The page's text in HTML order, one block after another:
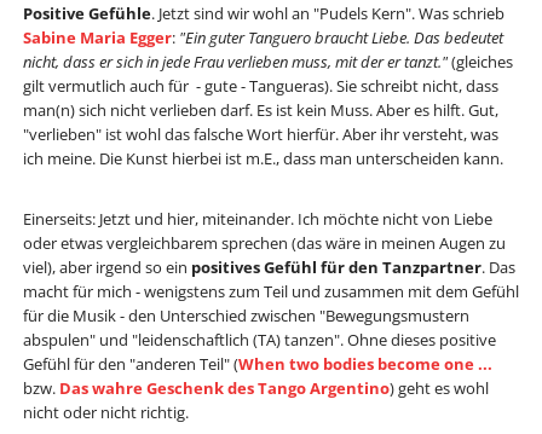
Positive Gefühle. Jetzt sind wir wohl an "Pudels Kern". Was schrieb
Sabine Maria Egger: "Ein guter Tanguero braucht Liebe. Das bedeutet
nicht, dass er sich in jede Frau verlieben muss, mit der er tanzt."(gleiches
gilt vermutlich auch für - gute - Tangueras). Sie schreibt nicht, dass
man(n) sich nicht verlieben darf. Es ist kein Muss. Aber es hilft. Gut,
"verlieben" ist wohl das falsche Wort hierfür. Aber ihr versteht, was
ich meine. Die Kunst hierbei ist m.E., dass man unterscheiden kann.
Einerseits: Jetzt und hier, miteinander. Ich möchte nicht von Liebe
oder etwas vergleichbarem sprechen (das wäre in meinen Augen zu
viel), aber irgend so ein positives Gefühl für den Tanzpartner. Das
macht für mich - wenigstens zum Teil und zusammen mit dem Gefühl
für die Musik - den Unterschied zwischen "Bewegungsmustern
abspulen" und "leidenschaftlich (TA) tanzen". Ohne dieses positive
Gefühl für den "anderen Teil" (When two bodies become one ...
bzw. Das wahre Geschenk des Tango Argentino) geht es wohl
nicht oder nicht richtig.